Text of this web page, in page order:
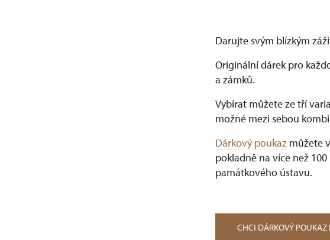
Darujte svým blízkým
Originální dárek pro
a zámků.
Vybírat můžete ze tří
možné mezi sebou
Dárkový poukaz můžete
pokladně na více než
památkového ústavu.
CHCI DÁRKOVÝ POUKAZ